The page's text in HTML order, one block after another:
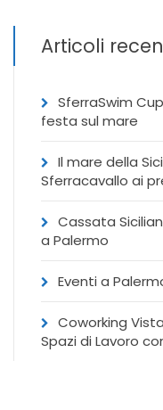
Articoli
SferraSwim
festa sul mare
Il mare della
Sferracavallo ai
Cassata
a Palermo
Eventi a
Coworking
Spazi di Lavoro